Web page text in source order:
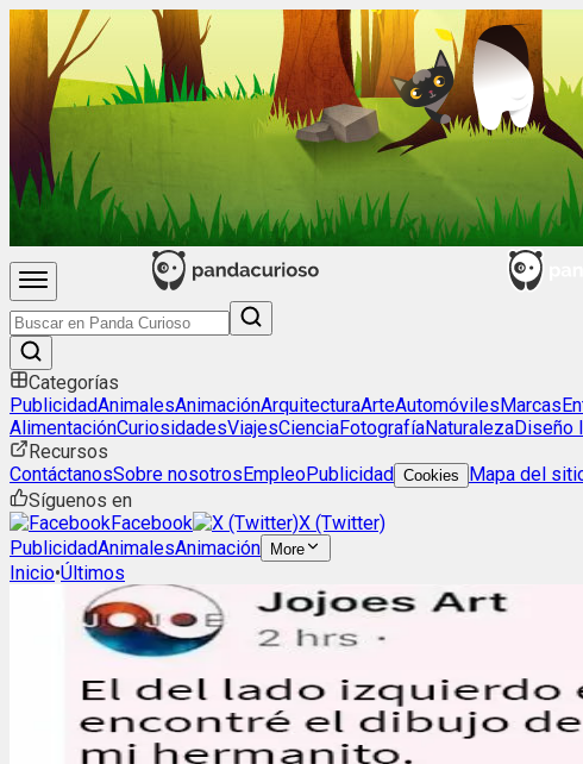
Categorías
PublicidadAnimalesAnimaciónArquitecturaArteAutomóvilesMarcas
AlimentaciónCuriosidadesViajesCienciaFotografíaNaturalezaDiseño
Recursos
ContáctanosSobre nosotrosEmpleoPublicidad Cookies Mapa del
Síguenos en
Facebook
X (Twitter)
PublicidadAnimalesAnimación More
Inicio•Últimos